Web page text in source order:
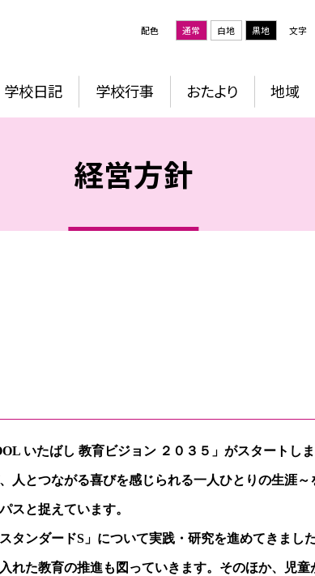
配色 通常 白地 黒地 文字
学校日記 学校行事 おたより 地域
経営方針
いたばし 教育ビジョン ２０３５」がスタートし
人とつながる喜びを感じられる一人ひとりの生涯
スと捉えています。
タンダードS 」について実践・研究を進めてきまし
れた教育の推進も図っていきます。そのほか、児